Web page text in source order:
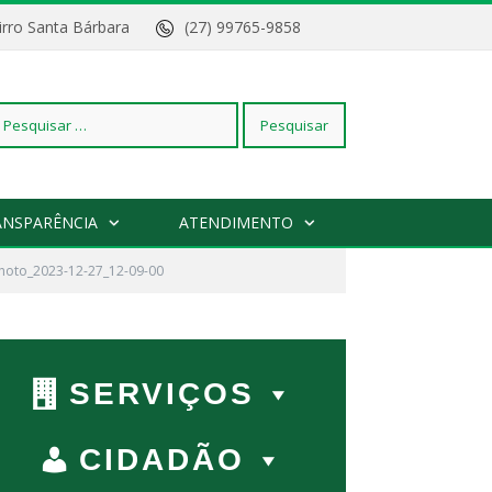
Santa Bárbara (27) 99765-9858
ATENDIMENTO
12-27_12-09-00
SERVIÇOS
CIDADÃO